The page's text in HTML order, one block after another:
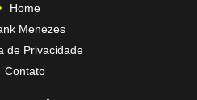
Home
Menezes
de Privacidade
Contato